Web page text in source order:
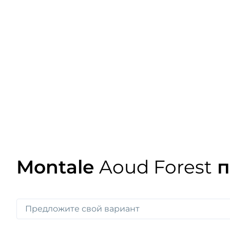
Montale Aoud Forest